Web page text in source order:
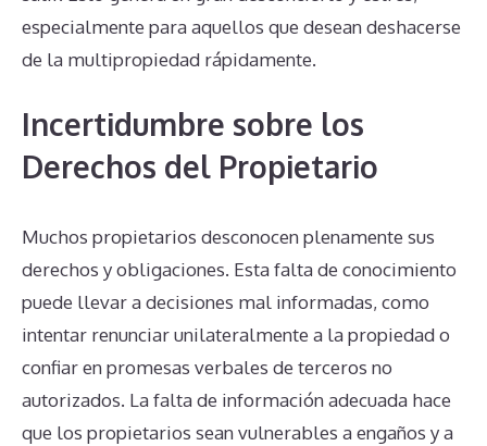
especialmente para aquellos que desean deshacerse
de la multipropiedad rápidamente.
Incertidumbre sobre los
Derechos del Propietario
Muchos propietarios desconocen plenamente sus
derechos y obligaciones. Esta falta de conocimiento
puede llevar a decisiones mal informadas, como
intentar renunciar unilateralmente a la propiedad o
confiar en promesas verbales de terceros no
autorizados. La falta de información adecuada hace
que los propietarios sean vulnerables a engaños y a